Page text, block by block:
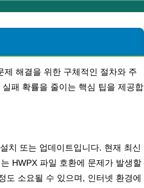
해결을 위한 구체적인 절차와 주
패 확률을 줄이는 핵심 팁을 제공합
치 또는 업데이트입니다. 현재 최신
HWPX 파일 호환에 문제가 발생할
도 소요될 수 있으며, 인터넷 환경에